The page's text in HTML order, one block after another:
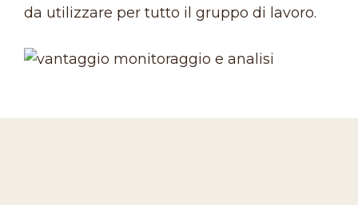
da utilizzare per tutto il gruppo di lavoro.